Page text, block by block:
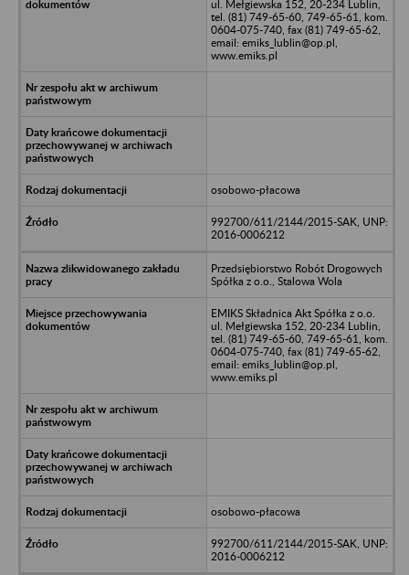
ul. Mełgiewska 152, 20-234 Lublin,
tel. (81) 749-65-60, 749-65-61, kom.
0604-075-740, fax (81) 749-65-62,
email: emiks_lublin@op.pl,
www.emiks.pl
osobowo-płacowa
992700/611/2144/2015-SAK, UNP:
2016-0006212
Przedsiębiorstwo Robót Drogowych
Spółka z o.o., Stalowa Wola
EMIKS Składnica Akt Spółka z o.o.
ul. Mełgiewska 152, 20-234 Lublin,
tel. (81) 749-65-60, 749-65-61, kom.
0604-075-740, fax (81) 749-65-62,
email: emiks_lublin@op.pl,
www.emiks.pl
osobowo-płacowa
992700/611/2144/2015-SAK, UNP:
2016-0006212